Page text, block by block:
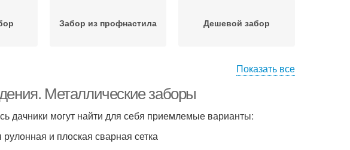
Забор из профнастила Дешевой забор
Забор в зависимости
Показать все
Металлические заборы
дачники могут найти для себя приемлемые варианты:
и плоская сварная сетка